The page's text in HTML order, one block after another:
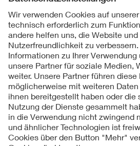
Folgen Sie uns
Kontakte
Service